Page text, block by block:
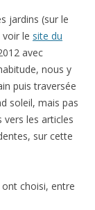
jardins (sur le
voir le site du
avec
nous y
puis traversée
soleil, mais pas
vers les articles
sur cette
ont choisi, entre